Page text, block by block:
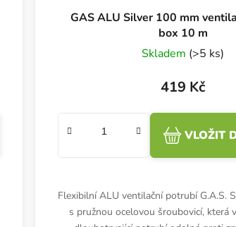
GAS ALU Silver 100 mm
box 10 m
Skladem (>5 ks)
419 Kč
VLOŽIT
Flexibilní ALU ventilační potrubí G.A.S.
s pružnou ocelovou šroubovicí, která